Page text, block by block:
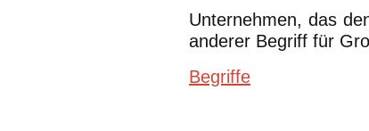
Unternehmen, das
anderer Begriff für
Begriffe